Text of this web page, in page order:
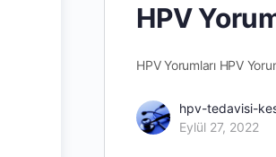
HPV
HPV Yorumları HPV
hpv-tedavisi-
Eylül 27, 2022